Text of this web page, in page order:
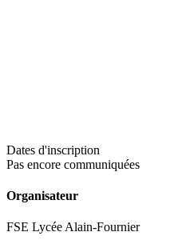
Dates d'inscription
Pas encore communiquées
Organisateur
FSE Lycée Alain-Fournier